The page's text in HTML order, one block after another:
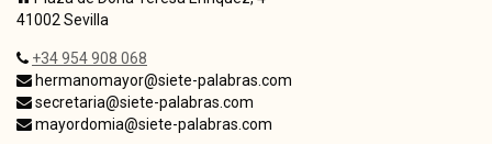
41002 Sevilla
+34 954 908 068
hermanomayor@siete-palabras.com
secretaria@siete-palabras.com
mayordomia@siete-palabras.com